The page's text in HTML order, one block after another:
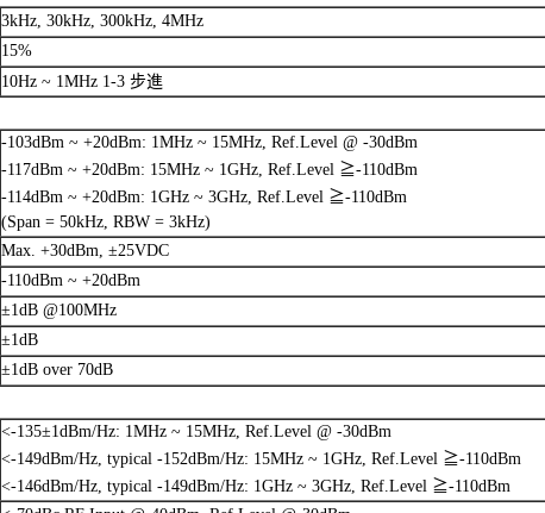
3kHz, 30kHz, 300kHz, 4MHz
15%
10Hz ~ 1MHz 1-3 步進
-103dBm ~ +20dBm: 1MHz ~ 15MHz, Ref.Level @ -30dBm
-117dBm ~ +20dBm: 15MHz ~ 1GHz, Ref.Level ≧-110dBm
-114dBm ~ +20dBm: 1GHz ~ 3GHz, Ref.Level ≧-110dBm
(Span = 50kHz, RBW = 3kHz)
Max. +30dBm, ±25VDC
-110dBm ~ +20dBm
±1dB @100MHz
±1dB
±1dB over 70dB
<-135±1dBm/Hz: 1MHz ~ 15MHz, Ref.Level @ -30dBm
<-149dBm/Hz, typical -152dBm/Hz: 15MHz ~ 1GHz, Ref.Level ≧-110dBm
<-146dBm/Hz, typical -149dBm/Hz: 1GHz ~ 3GHz, Ref.Level ≧-110dBm